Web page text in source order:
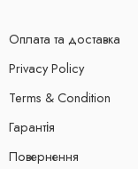
Оплата та доставка
Privacy Policy
Terms & Condition
Гарантія
Повернення